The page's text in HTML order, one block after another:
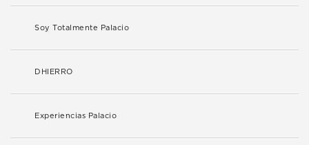
Soy Totalmente Palacio
DHIERRO
Experiencias Palacio